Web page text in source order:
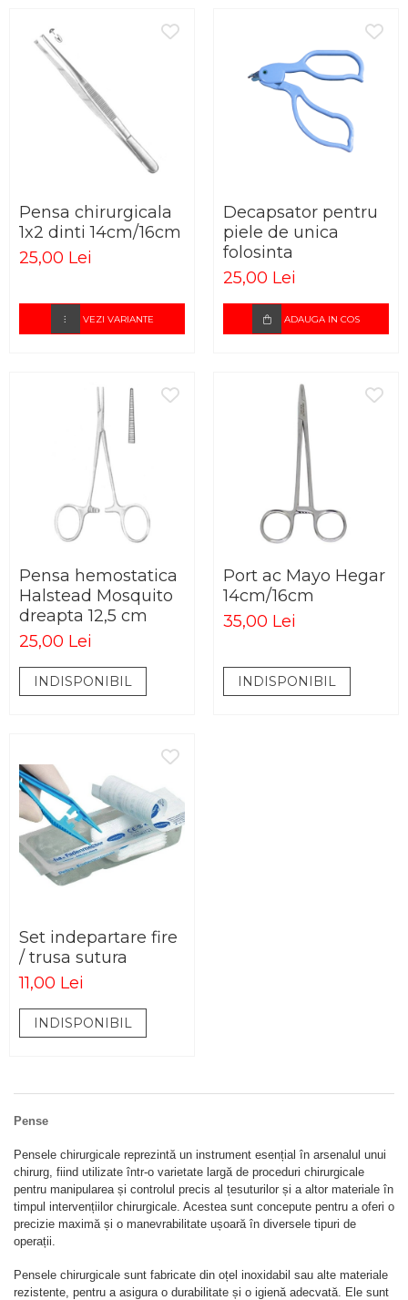
Pensa chirurgicala
1x2 dinti 14cm/16cm
25,00 Lei
VEZI VARIANTE
Decapsator pentru
piele de unica
folosinta
25,00 Lei
ADAUGA IN COS
Pensa hemostatica
Halstead Mosquito
dreapta 12,5 cm
25,00 Lei
INDISPONIBIL
Port ac Mayo Hegar
14cm/16cm
35,00 Lei
INDISPONIBIL
Set indepartare fire
/ trusa sutura
11,00 Lei
INDISPONIBIL
Pense
Pensele chirurgicale reprezintă un instrument esențial în arsenalul unui
chirurg, fiind utilizate într-o varietate largă de proceduri chirurgicale
pentru manipularea și controlul precis al țesuturilor și a altor materiale în
timpul intervențiilor chirurgicale. Acestea sunt concepute pentru a oferi o
precizie maximă și o manevrabilitate ușoară în diversele tipuri de
operații.
Pensele chirurgicale sunt fabricate din oțel inoxidabil sau alte materiale
rezistente, pentru a asigura o durabilitate și o igienă adecvată. Ele sunt